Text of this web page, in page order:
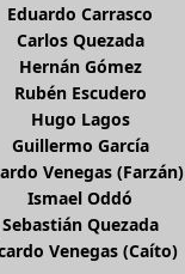
Eduardo Carrasco
Carlos Quezada
Hernán Gómez
Rubén Escudero
Hugo Lagos
Guillermo García
Venegas (Farzán)
Ismael Oddó
Sebastián Quezada
Venegas (Caíto)